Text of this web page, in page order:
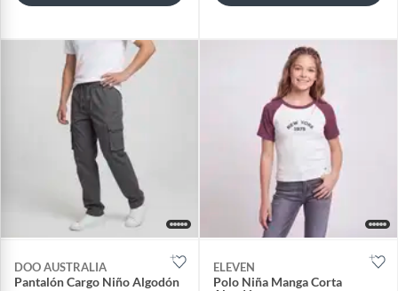
DOO AUSTRALIA
Pantalón Cargo Niño Algodón
ELEVEN
Polo Niña Manga Corta